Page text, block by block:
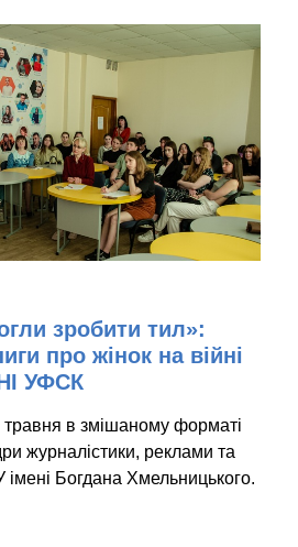
зробити тил»:
про жінок на війні
УФСК
травня в змішаному форматі
журналістики, реклами та
імені Богдана Хмельницького.